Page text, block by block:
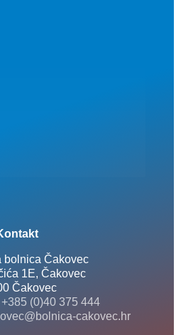
bolnica Čakovec
1E, Čakovec
Čakovec
+385 (0)40 375 444
cakovec.hr